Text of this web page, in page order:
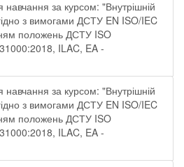
за курсом: "Внутрішній
з вимогами ДСТУ EN ISO/IEC
положень ДСТУ ISO
ILAC, EA -
за курсом: "Внутрішній
з вимогами ДСТУ EN ISO/IEC
положень ДСТУ ISO
ILAC, EA -